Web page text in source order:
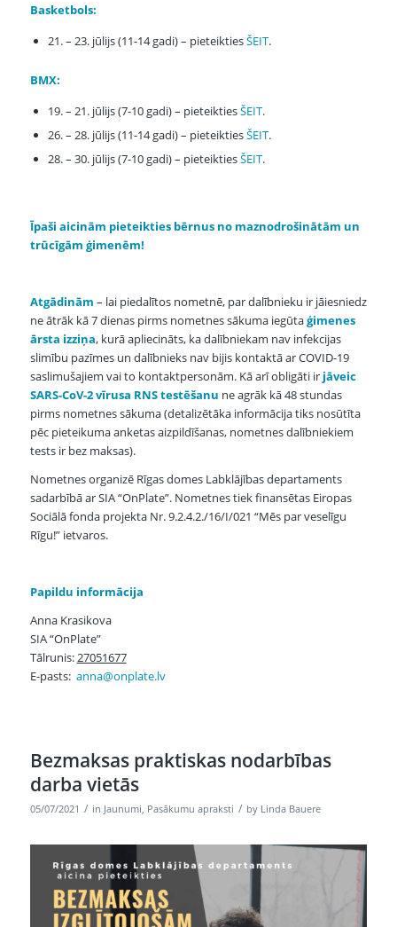
Basketbols:
21. – 23. jūlijs (11-14 gadi) – pieteiktiesŠEIT.
BMX:
19. – 21. jūlijs (7-10 gadi) – pieteiktiesŠEIT.
26. – 28. jūlijs (11-14 gadi) – pieteiktiesŠEIT.
28. – 30. jūlijs (7-10 gadi) – pieteiktiesŠEIT.
Īpaši aicinām pieteikties bērnus no maznodrošinātām un
trūcīgām ģimenēm!
Atgādinām – lai piedalītos nometnē, par dalībnieku ir jāiesniedz
ne ātrāk kā 7 dienas pirms nometnes sākuma iegūtaģimenes
ārsta izziņa, kurā apliecināts, ka dalībniekam nav infekcijas
slimību pazīmes un dalībnieks nav bijis kontaktā ar COVID-19
saslimušajiem vai to kontaktpersonām. Kā arī obligāti ir jāveic
SARS-CoV-2 vīrusa RNS testēšanu ne agrāk kā 48 stundas
pirms nometnes sākuma (detalizētāka informācija tiks nosūtīta
pēc pieteikuma anketas aizpildīšanas, nometnes dalībniekiem
tests ir bez maksas).
Nometnes organizē Rīgas domes Labklājības departaments
sadarbībā ar SIA “OnPlate”. Nometnes tiek finansētas Eiropas
Sociālā fonda projekta Nr. 9.2.4.2./16/I/021 “Mēs par veselīgu
Rīgu!” ietvaros.
Papildu informācija
Anna Krasikova
SIA “OnPlate”
Tālrunis:27051677
E-pasts: anna@onplate.lv
Bezmaksas praktiskas nodarbības
darba vietās
05/07/2021 / in Jaunumi, Pasākumu apraksti / by Linda Bauere